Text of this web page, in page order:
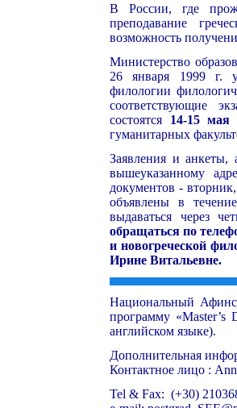
В России, где
преподавание
возможность
Министерство
26 января 1999 г.
филологии
соответствующие
состоятся 14-15 мая
гуманитарных
Заявления и анкеты,
вышеуказанному
документов - вторник,
объявлены в
выдаваться через
обращаться по
и новогреческой
Ирине Витальевне.
Национальный
программу «Master’s
английском языке).
Дополнительная
Контактное лицо :
Tel & Fax: (+30)